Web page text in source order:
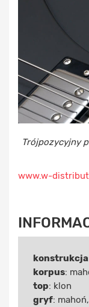
Trójpozycyjny
www.w-
konstrukcja
korpus:
top: klon
gryf: